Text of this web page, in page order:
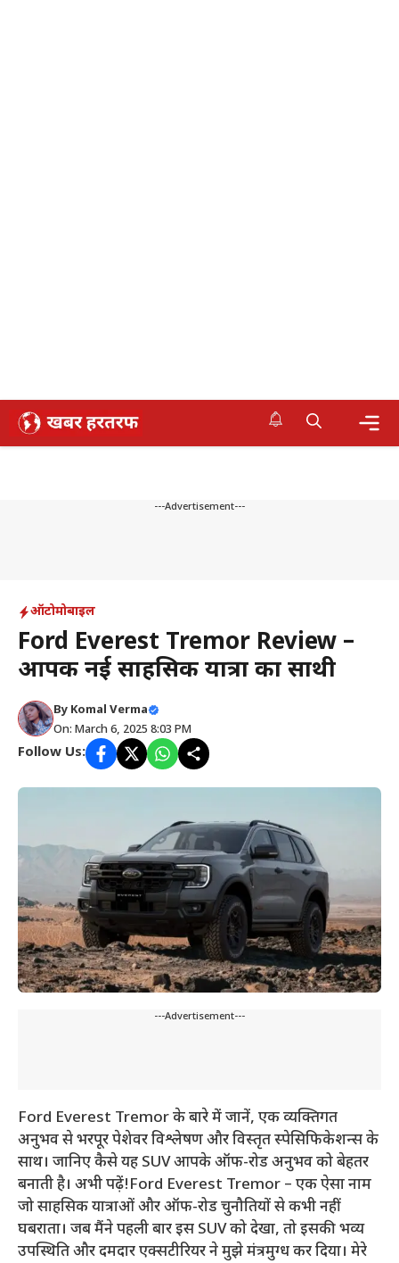
Skip
---Advertisement---
ऑटोमोबाइल
Ford Everest Tremor Review –
आपकी नई साहसिक यात्रा का साथी
By Komal Verma
On: March 6, 2025 8:03 PM
Follow Us:
---Advertisement---
Ford Everest Tremor के बारे में जानें, एक व्यक्तिगत
अनुभव से भरपूर पेशेवर विश्लेषण और विस्तृत स्पेसिफिकेशन्स के
साथ। जानिए कैसे यह SUV आपके ऑफ-रोड अनुभव को बेहतर
बनाती है। अभी पढ़ें!Ford Everest Tremor – एक ऐसा नाम
जो साहसिक यात्राओं और ऑफ-रोड चुनौतियों से कभी नहीं
घबराता। जब मैंने पहली बार इस SUV को देखा, तो इसकी भव्य
उपस्थिति और दमदार एक्सटीरियर ने मुझे मंत्रमुग्ध कर दिया। मेरे